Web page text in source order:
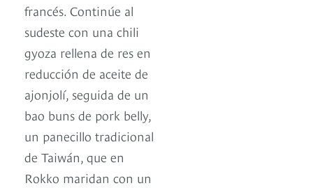
francés. Continúe al
sudeste con una chili
gyoza rellena de res en
reducción de aceite de
ajonjolí, seguida de un
bao buns de pork belly,
un panecillo tradicional
de Taiwán, que en
Rokko maridan con un